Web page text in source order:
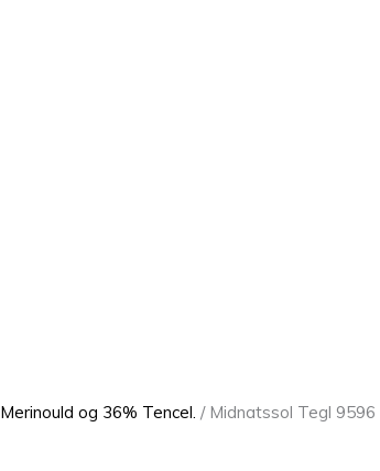
og 36% Tencel. / Midnatssol Tegl 9596